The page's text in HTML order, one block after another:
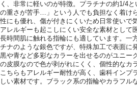
く、非常に軽いのが特徴。プラチナの約1/4
の重さが苦手…」という人でも負担なく着け
性にも優れ、傷が付きにくいため日常使いで
アレルギーも起こしにくい安全な素材として
長時間肌に触れる指輪にも適しています。一
チナのような銀色ですが、特殊加工で表面に
黒や青など多彩なカラーを出せるのがユニー
の皮膜なので色が剥がれにくく、個性的なカ
こちらもアレルギー耐性が高く、歯科インプ
しい素材です。ブラック系の指輪やカラフル